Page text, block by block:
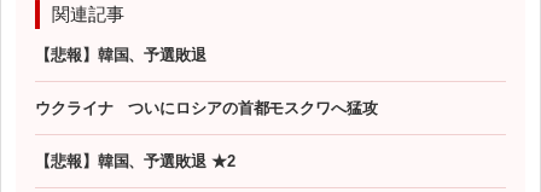
関連記事
【悲報】韓国、予選敗退
ウクライナ ついにロシアの首都モスクワへ猛攻
【悲報】韓国、予選敗退 ★2